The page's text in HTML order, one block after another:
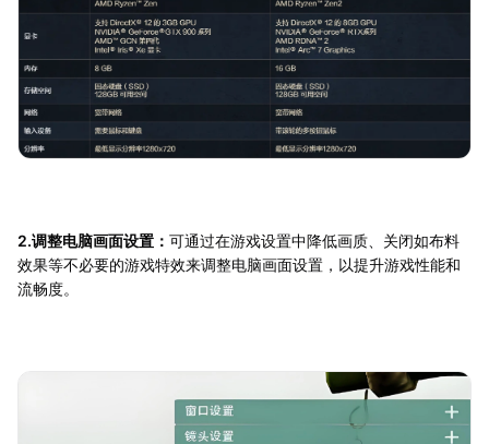
2.调整电脑画面设置： 可通过在游戏设置中降低画质、关闭如布料
效果等不必要的游戏特效来调整电脑画面设置，以提升游戏性能和
流畅度。